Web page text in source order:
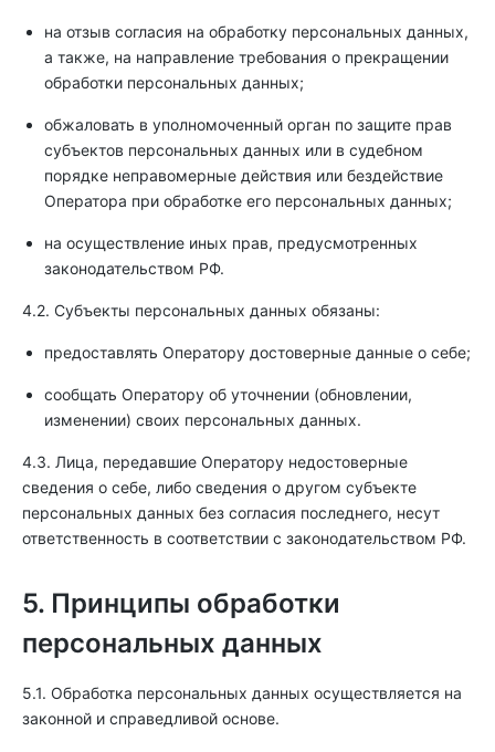
на отзыв согласия на обработку персональных данных,
а также, на направление требования о прекращении
обработки персональных данных;
обжаловать в уполномоченный орган по защите прав
субъектов персональных данных или в судебном
порядке неправомерные действия или бездействие
Оператора при обработке его персональных данных;
на осуществление иных прав, предусмотренных
законодательством РФ.
4.2. Субъекты персональных данных обязаны:
предоставлять Оператору достоверные данные о себе;
сообщать Оператору об уточнении (обновлении,
изменении) своих персональных данных.
4.3. Лица, передавшие Оператору недостоверные
сведения о себе, либо сведения о другом субъекте
персональных данных без согласия последнего, несут
ответственность в соответствии с законодательством РФ.
5. Принципы обработки
персональных данных
5.1. Обработка персональных данных осуществляется на
законной и справедливой основе.